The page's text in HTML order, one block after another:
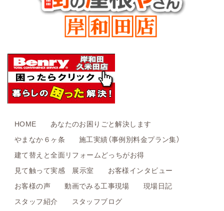
HOME
あなたのお困りごと解決します
やまなか６ヶ条
施工実績（事例別料金プラン集）
建て替えと全面リフォームどっちがお得
見て触って実感 展示室
お客様インタビュー
お客様の声
動画でみる工事現場
現場日記
スタッフ紹介
スタッフブログ